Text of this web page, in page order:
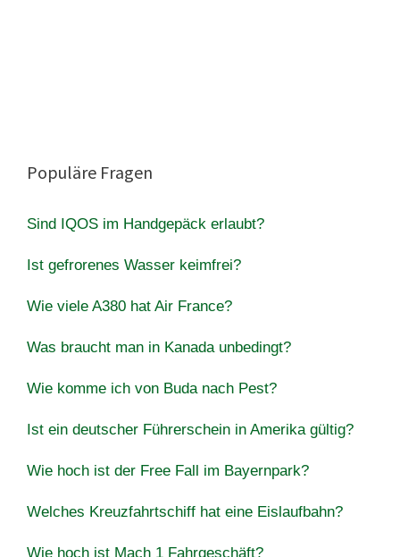
Populäre Fragen
Sind IQOS im Handgepäck erlaubt?
Ist gefrorenes Wasser keimfrei?
Wie viele A380 hat Air France?
Was braucht man in Kanada unbedingt?
Wie komme ich von Buda nach Pest?
Ist ein deutscher Führerschein in Amerika gültig?
Wie hoch ist der Free Fall im Bayernpark?
Welches Kreuzfahrtschiff hat eine Eislaufbahn?
Wie hoch ist Mach 1 Fahrgeschäft?